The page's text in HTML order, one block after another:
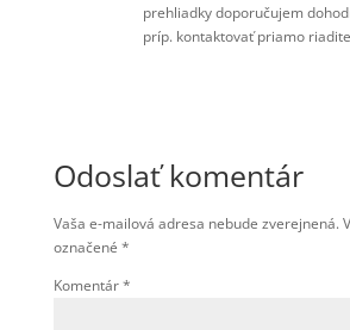
prehliadky doporučujem
príp. kontaktovať priamo
Odoslať komentár
Vaša e-mailová adresa nebude zverejnená.
označené *
Komentár*